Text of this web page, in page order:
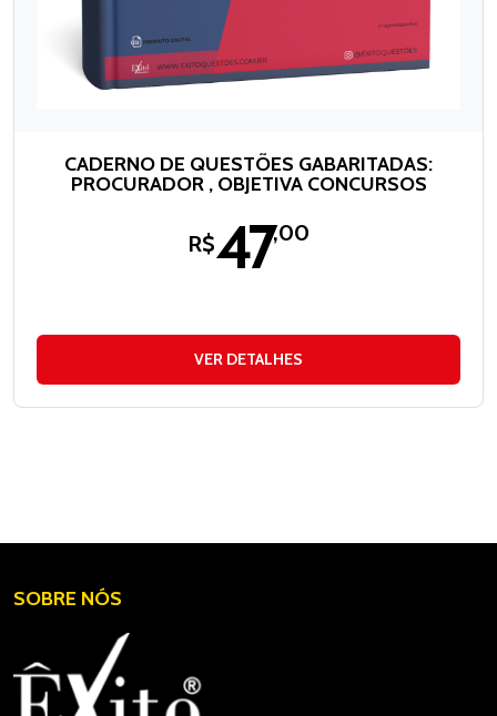
CADERNO DE QUESTÕES GABARITADAS:
PROCURADOR , OBJETIVA CONCURSOS
R$47,00
VER DETALHES
SOBRE NÓS